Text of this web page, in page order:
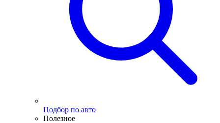
Подбор по авто
Полезное